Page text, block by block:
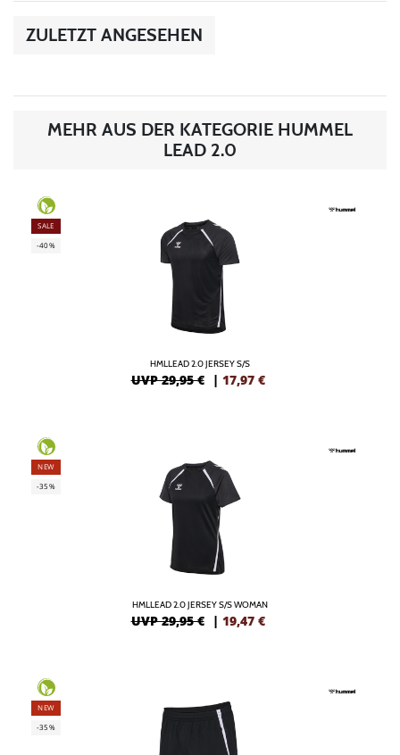
ZULETZT ANGESEHEN
MEHR AUS DER KATEGORIE HUMMEL
LEAD 2.0
SALE
-40%
HMLLEAD 2.0 JERSEY S/S
UVP 29,95 € | 17,97 €
NEW
-35%
HMLLEAD 2.0 JERSEY S/S WOMAN
UVP 29,95 € | 19,47 €
NEW
-35%